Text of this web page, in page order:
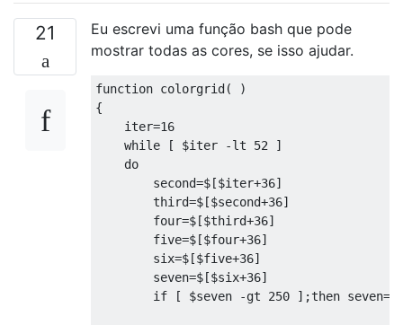
21
Eu escrevi uma função bash que pode
mostrar todas as cores, se isso ajudar.
function colorgrid (
)
{
    iter
=16
while
[ $iter -lt 52
]
do
        second
=$ [$iter+36]
        third
=$ [$second+36]
        four
=$ [$third+36]
        five
=$ [$four+36]
        six
=$ [$five+36]
        seven
=$ [$six+36]
if
[ $seven -gt 250 ];then seven=